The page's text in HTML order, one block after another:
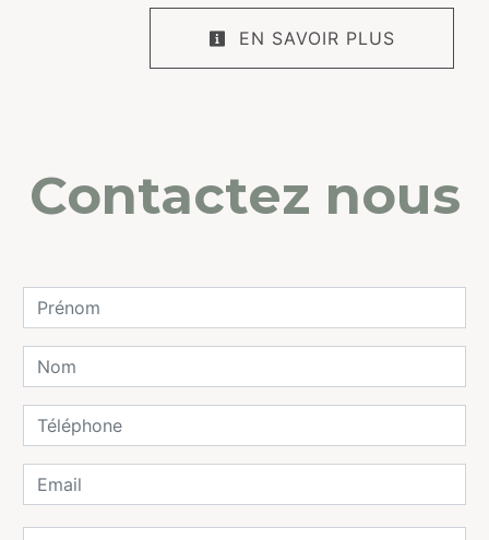
EN SAVOIR PLUS
Contactez nous